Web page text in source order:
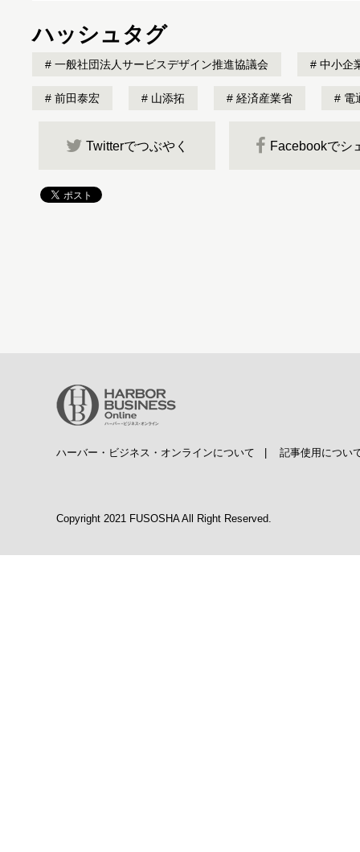
ハッシュタグ
一般社団法人サービスデザイン推進協議会 中小企
前田泰宏 山添拓 経済産業省 電
Twitterでつぶやく Facebookでシ
ハーバー・ビジネス・オンラインについて 記事使用につい
Copyright 2021 FUSOSHA All Right Reserved.